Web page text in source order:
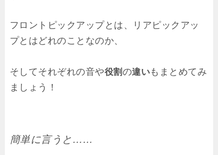
フロントピックアップとは、リアピックアッ
プとはどれのことなのか、
そしてそれぞれの音や役割 の違いもまとめてみ
ましょう！
簡単に言うと……